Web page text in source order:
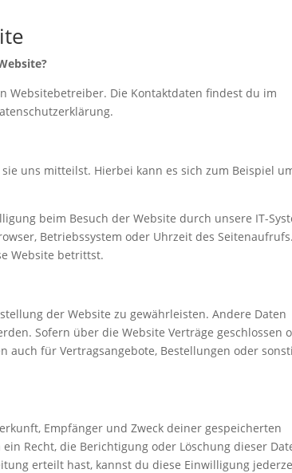
Websitebetreiber. Die Kontaktdaten findest du im
uns mitteilst. Hierbei kann es sich zum Beispiel
beim Besuch der Website durch unsere IT-
Betriebssystem oder Uhrzeit des
Website betrittst.
der Website zu gewährleisten. Andere Daten
Sofern über die Website Verträge geschlossen
für Vertragsangebote, Bestellungen oder
Empfänger und Zweck deiner gespeicherten
Recht, die Berichtigung oder Löschung dieser
erteilt hast, kannst du diese Einwilligung